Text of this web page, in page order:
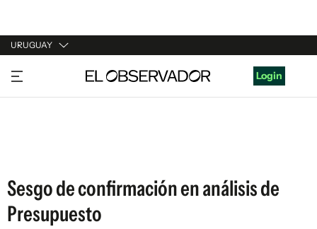
URUGUAY
URUGUAY
ARGENTINA
Login
Sesgo de confirmación en análisis de
Presupuesto